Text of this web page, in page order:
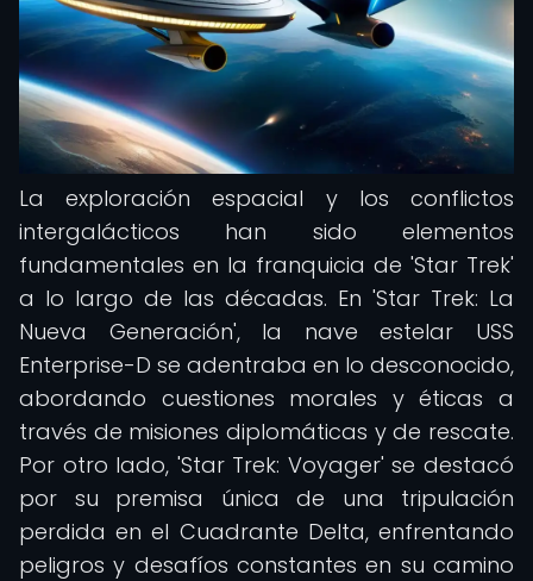
La exploración espacial y los conflictos
intergalácticos han sido elementos
fundamentales en la franquicia de 'Star Trek'
a lo largo de las décadas. En 'Star Trek: La
Nueva Generación', la nave estelar USS
Enterprise-D se adentraba en lo desconocido,
abordando cuestiones morales y éticas a
través de misiones diplomáticas y de rescate.
Por otro lado, 'Star Trek: Voyager' se destacó
por su premisa única de una tripulación
perdida en el Cuadrante Delta, enfrentando
peligros y desafíos constantes en su camino